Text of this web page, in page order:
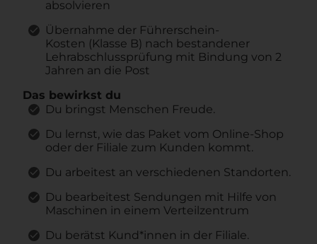
absolvieren
Übernahme der Führerschein-
Kosten (Klasse B) nach bestandener
Lehrabschlussprüfung mit Bindung von 2
Jahren an die Post
Das bewirkst du
Du bringst Menschen Freude.
Du lernst, wie das Paket vom Online-Shop
oder der Filiale zum Kunden kommt.
Du arbeitest an verschiedenen Standorten.
Du bearbeitest Sendungen mit Hilfe von
Maschinen in einem Verteilzentrum
Du berätst Kund*innen in der Filiale.